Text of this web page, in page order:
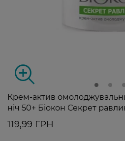
Крем-актив
ніч 50+ Біокон Секрет
119,99 ГРН